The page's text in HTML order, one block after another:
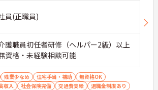
入アップを目指せます
柔軟な支援制度によりご自身のペ
けられます】
間程度に抑えられておりワーク
ちながら勤務できます
が整いライフステージが変化して
員(正職員)
護職員初任者研修（ヘルパー2級）以上
資格・未経験相談可能
残業少なめ 住宅手当・補助
無資格OK
収入 社会保険完備 交通費支給 退職金制度あり